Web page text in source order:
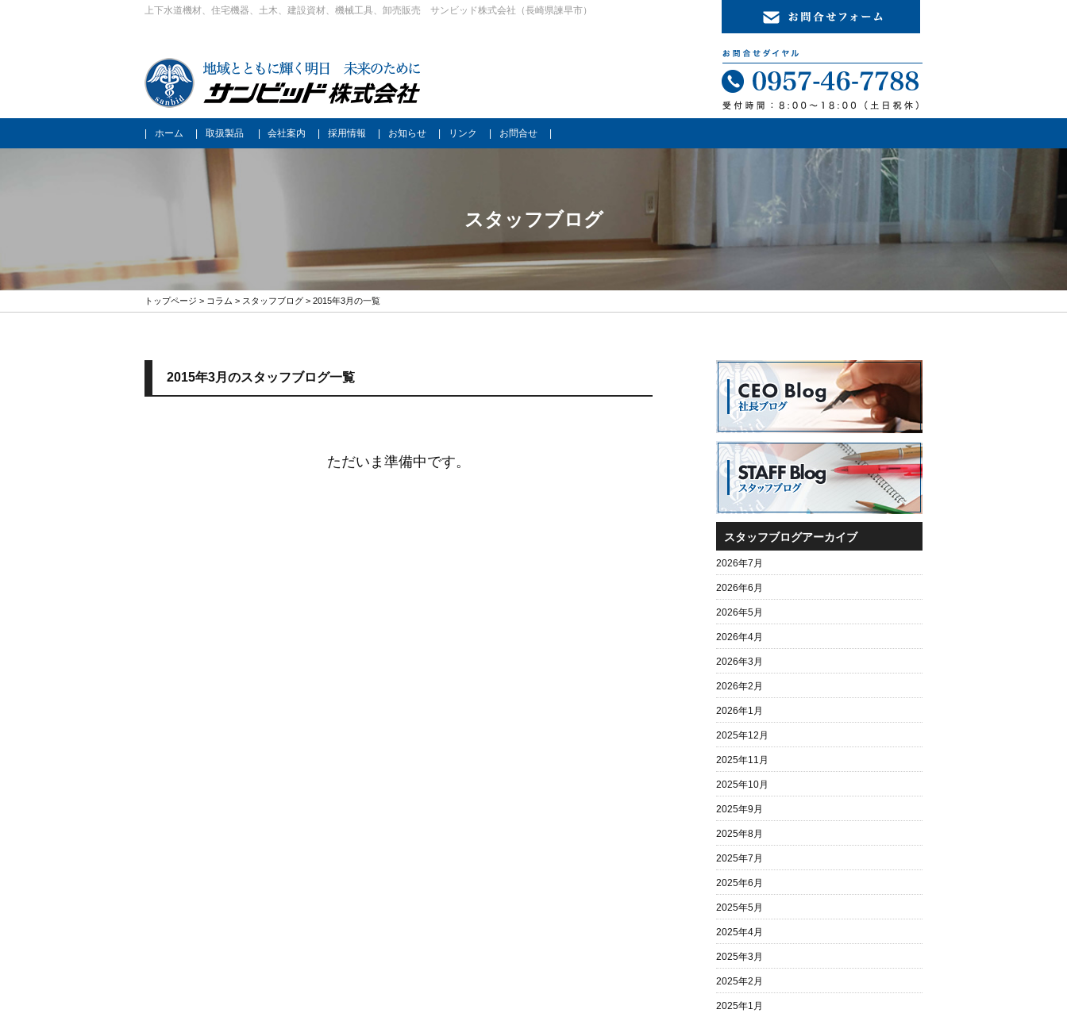
上下水道機材、住宅機器、土木、建設資材、機械工具、卸売販売 サンビッド株式会社（長崎県諫早市）
ホーム 取扱製品 会社案内 採用情報 お知らせ リンク お問合せ
スタッフブログ
トップページ > コラム > スタッフブログ > 2015年3月の一覧
2015年3月のスタッフブログ一覧
ただいま準備中です。
スタッフブログアーカイブ
2026年7月
2026年6月
2026年5月
2026年4月
2026年3月
2026年2月
2026年1月
2025年12月
2025年11月
2025年10月
2025年9月
2025年8月
2025年7月
2025年6月
2025年5月
2025年4月
2025年3月
2025年2月
2025年1月